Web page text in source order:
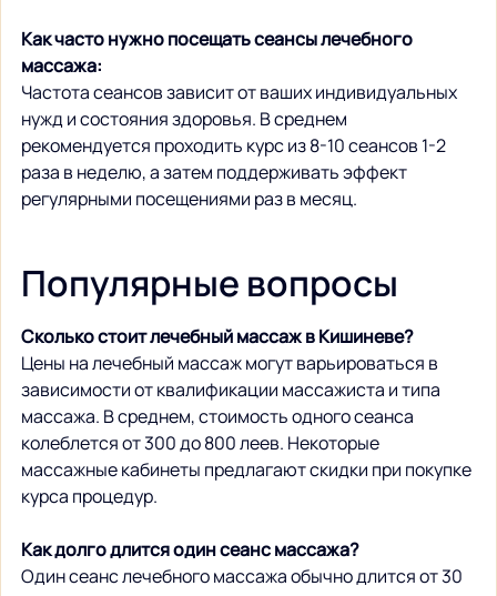
Как часто нужно посещать сеансы лечебного
массажа:
Частота сеансов зависит от ваших индивидуальных
нужд и состояния здоровья. В среднем
рекомендуется проходить курс из 8-10 сеансов 1-2
раза в неделю, а затем поддерживать эффект
регулярными посещениями раз в месяц.
Популярные вопросы
Сколько стоит лечебный массаж в Кишиневе?
Цены на лечебный массаж могут варьироваться в
зависимости от квалификации массажиста и типа
массажа. В среднем, стоимость одного сеанса
колеблется от 300 до 800 леев. Некоторые
массажные кабинеты предлагают скидки при покупке
курса процедур.
Как долго длится один сеанс массажа?
Один сеанс лечебного массажа обычно длится от 30